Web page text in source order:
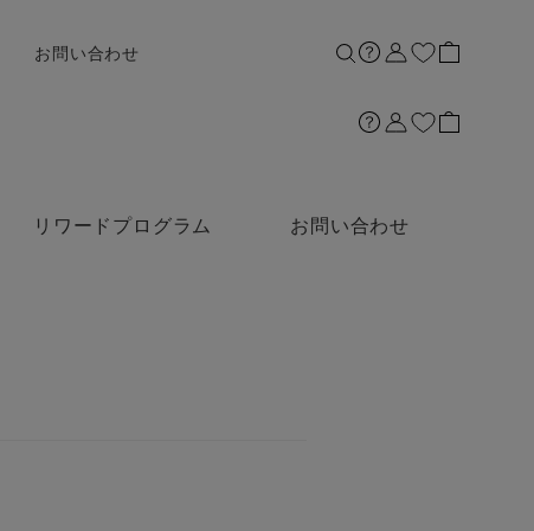
リワードプログラム お問い合わせ
お問い合わせ